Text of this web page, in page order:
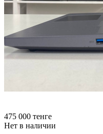
475 000 тенге
Нет в наличии